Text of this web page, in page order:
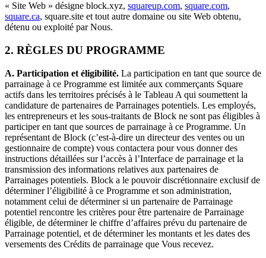
Découvrir
Salon de beauté
Salon de manucure
Salon de coiffure
Spa
Barbier
Tatouages et piercings
Découvrir
Aperçu
Types
« Site Web » désigne block.xyz, squareup.com, square.com,
square.ca, square.site et tout autre domaine ou site Web obtenu,
détenu ou exploité par Nous.
2. RÈGLES DU PROGRAMME
A. Participation et éligibilité. La participation en tant que source de
parrainage à ce Programme est limitée aux commerçants Square
actifs dans les territoires précisés à le Tableau A qui soumettent la
candidature de partenaires de Parrainages potentiels. Les employés,
les entrepreneurs et les sous-traitants de Block ne sont pas éligibles à
participer en tant que sources de parrainage à ce Programme. Un
représentant de Block (c’est-à-dire un directeur des ventes ou un
gestionnaire de compte) vous contactera pour vous donner des
instructions détaillées sur l’accès à l’Interface de parrainage et la
transmission des informations relatives aux partenaires de
Parrainages potentiels. Block a le pouvoir discrétionnaire exclusif de
déterminer l’éligibilité à ce Programme et son administration,
notamment celui de déterminer si un partenaire de Parrainage
potentiel rencontre les critères pour être partenaire de Parrainage
éligible, de déterminer le chiffre d’affaires prévu du partenaire de
Parrainage potentiel, et de déterminer les montants et les dates des
versements des Crédits de parrainage que Vous recevez.